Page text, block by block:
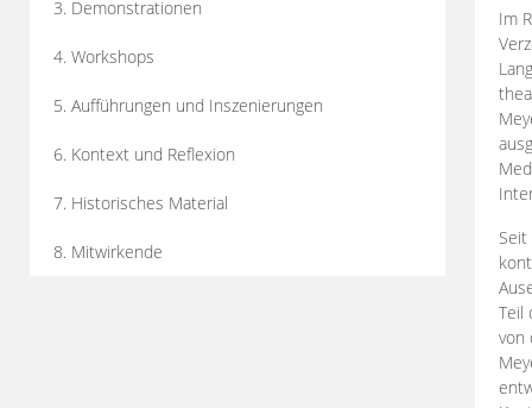
3. Demonstrationen
4. Workshops
5. Aufführungen und Inszenierungen
6. Kontext und Reflexion
7. Historisches Material
8. Mitwirkende
Im
Teil
von